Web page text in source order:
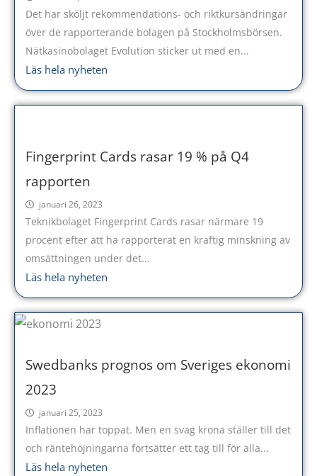
Det har sköljt rekommendations- och riktkursändringar
över de rapporterande bolagen på Stockholmsbörsen.
Nätkasinobolaget Evolution sticker ut med en...
Läs hela nyheten
Fingerprint Cards rasar 19 % på Q4
rapporten
januari 26, 2023
Teknikbolaget Fingerprint Cards rasar närmare 19
procent efter att ha rapporterat en kraftig minskning av
omsättningen under det...
Läs hela nyheten
Swedbanks prognos om Sveriges ekonomi
2023
januari 25, 2023
Inflationen har toppat. Men en svag krona ställer till det
och räntehöjningarna fortsätter ett tag till för alla...
Läs hela nyheten